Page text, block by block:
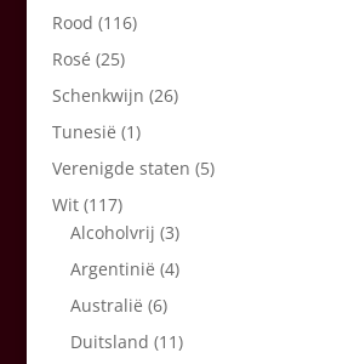
Rood (116)
Rosé (25)
Schenkwijn (26)
Tunesië (1)
Verenigde staten (5)
Wit (117)
Alcoholvrij (3)
Argentinië (4)
Australië (6)
Duitsland (11)